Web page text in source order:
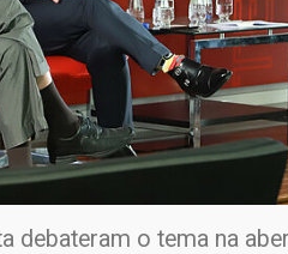
debateram o tema na